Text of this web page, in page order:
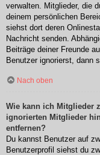
verwalten. Mitglieder, die
deinem persönlichen
siehst dort deren
Nachricht senden.
Beiträge deiner Freunde
Benutzer ignorierst, dann
Nach oben
Wie kann ich Mitglieder
ignorierten Mitglieder
entfernen?
Du kannst Benutzer auf
Benutzerprofil siehst du